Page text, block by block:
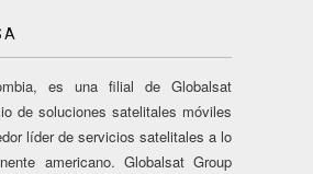
es una filial de Globalsat
de soluciones satelitales móviles
líder de servicios satelitales a lo
americano. Globalsat Group